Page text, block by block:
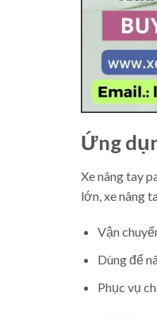
Ứng
Xe nâng tay
lớn, xe nâng
Vận
Dùng để
Phục vụ